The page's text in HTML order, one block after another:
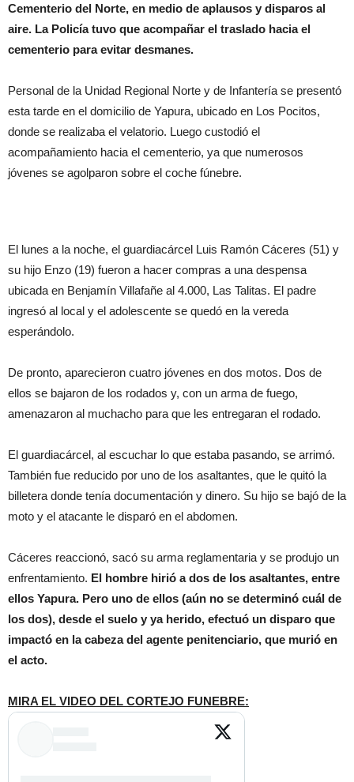
Cementerio del Norte, en medio de aplausos y disparos al
aire. La Policía tuvo que acompañar el traslado hacia el
cementerio para evitar desmanes.
Personal de la Unidad Regional Norte y de Infantería se presentó
esta tarde en el domicilio de Yapura, ubicado en Los Pocitos,
donde se realizaba el velatorio. Luego custodió el
acompañamiento hacia el cementerio, ya que numerosos
jóvenes se agolparon sobre el coche fúnebre.
El lunes a la noche, el guardiacárcel Luis Ramón Cáceres (51) y
su hijo Enzo (19) fueron a hacer compras a una despensa
ubicada en Benjamín Villafañe al 4.000, Las Talitas. El padre
ingresó al local y el adolescente se quedó en la vereda
esperándolo.
De pronto, aparecieron cuatro jóvenes en dos motos. Dos de
ellos se bajaron de los rodados y, con un arma de fuego,
amenazaron al muchacho para que les entregaran el rodado.
El guardiacárcel, al escuchar lo que estaba pasando, se arrimó.
También fue reducido por uno de los asaltantes, que le quitó la
billetera donde tenía documentación y dinero. Su hijo se bajó de la
moto y el atacante le disparó en el abdomen.
Cáceres reaccionó, sacó su arma reglamentaria y se produjo un
enfrentamiento. El hombre hirió a dos de los asaltantes, entre
ellos Yapura. Pero uno de ellos (aún no se determinó cuál de
los dos), desde el suelo y ya herido, efectuó un disparo que
impactó en la cabeza del agente penitenciario, que murió en
el acto.
MIRA EL VIDEO DEL CORTEJO FUNEBRE: